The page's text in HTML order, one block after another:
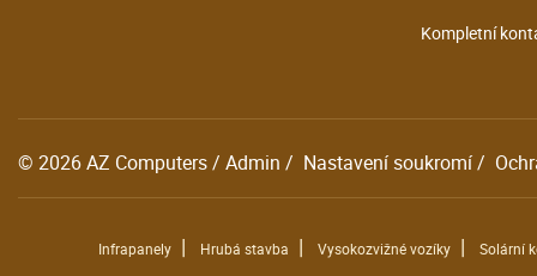
Kompletní
© 2026AZ Computers/ Admin / Nastavení soukromí/
Infrapanely | Hrubá stavba | Vysokozvižné vozíky | Solární